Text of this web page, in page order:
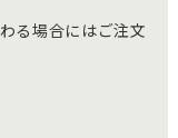
る場合にはご注文